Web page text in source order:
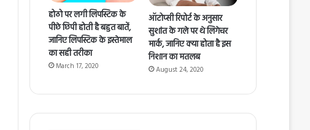
होठो पर लगी लिपस्टिक के
पीछे छिपी होती है बहुत बातें,
जानिए लिपस्टिक के इस्तेमाल
का सही तरीका
March 17, 2020
ऑटोप्सी रिपोर्ट के अनुसार
सुशांत के गले पर थे लिगेचर
मार्क, जानिए क्या होता है इस
निशान का मतलब
August 24, 2020